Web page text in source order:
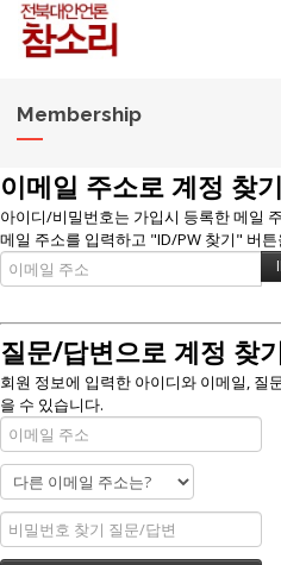
Membership
이메일 주소로 계정 찾기
아이디/비밀번호는 가입시 등록한 메일
메일 주소를 입력하고 "ID/PW 찾기" 버
질문/답변으로 계정 찾
회원 정보에 입력한 아이디와 이메일, 질
을 수 있습니다.